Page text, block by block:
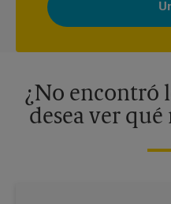
adaptados a sus intereses.
momento. Para más
¿No encontró
desea ver qué